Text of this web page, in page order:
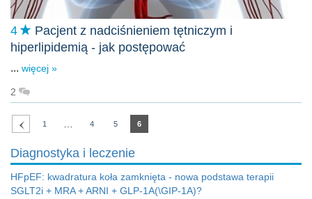
4
Pacjent z nadciśnieniem tętniczym i
hiperlipidemią - jak postępować
... więcej »
2
1 … 4 5 6
Diagnostyka i leczenie
HFpEF: kwadratura koła zamknięta - nowa podstawa terapii
SGLT2i + MRA + ARNI + GLP-1A(\GIP-1A)?